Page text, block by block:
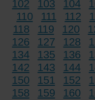
102
103 104
110
111 112
118
119 120
126
127 128
134
135 136
142
143 144
150
151 152
158
159 160